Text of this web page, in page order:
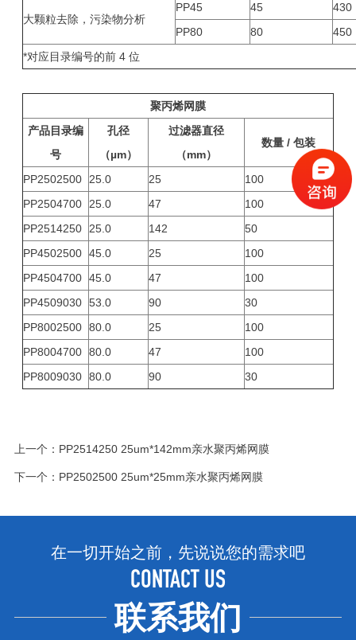
大颗粒去除，污染物分析
PP45 45
430
PP80
80
450
*对应目录编号的前 4 位
聚丙烯网膜
产品目录编
号
孔径
（µm）
过滤器直径
（mm）
数量 / 包装
PP2502500 25.0 25
100
PP2504700 25.0 47
100
PP2514250 25.0 142
50
PP4502500 45.0 25
100
PP4504700 45.0 47
100
PP4509030 53.0 90
30
PP8002500 80.0 25
100
PP8004700 80.0 47
100
PP8009030 80.0 90 30
上一个： PP2514250 25um*142mm亲水聚丙烯网膜
下一个： PP2502500 25um*25mm亲水聚丙烯网膜
在一切开始之前，先说说您的需求吧
CONTACT US
联系我们